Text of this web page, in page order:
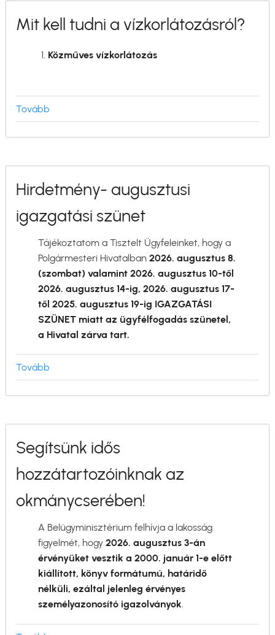
és
az
Mit kell tudni a vízkorlátozásról?
Közműves vízkorlátozás
Tovább
kell
tudni
Hirdetmény- augusztusi
igazgatási szünet
Tájékoztatom a Tisztelt Ügyfeleinket, hogy a
Polgármesteri Hivatalban 2026. augusztus 8.
(szombat) valamint 2026. augusztus 10-től
2026. augusztus 14-ig, 2026. augusztus 17-
től 2025. augusztus 19-ig IGAZGATÁSI
SZÜNET miatt az ügyfélfogadás szünetel,
a Hivatal zárva tart.
Tovább
augusztusi
igazgatási
Segítsünk idős
hozzátartozóinknak az
okmánycserében!
A Belügyminisztérium felhívja a lakosság
figyelmét, hogy 2026. augusztus 3-án
érvényüket vesztik a 2000. január 1-e előtt
kiállított, könyv formátumú, határidő
nélküli, ezáltal jelenleg érvényes
személyazonosító igazolványok.